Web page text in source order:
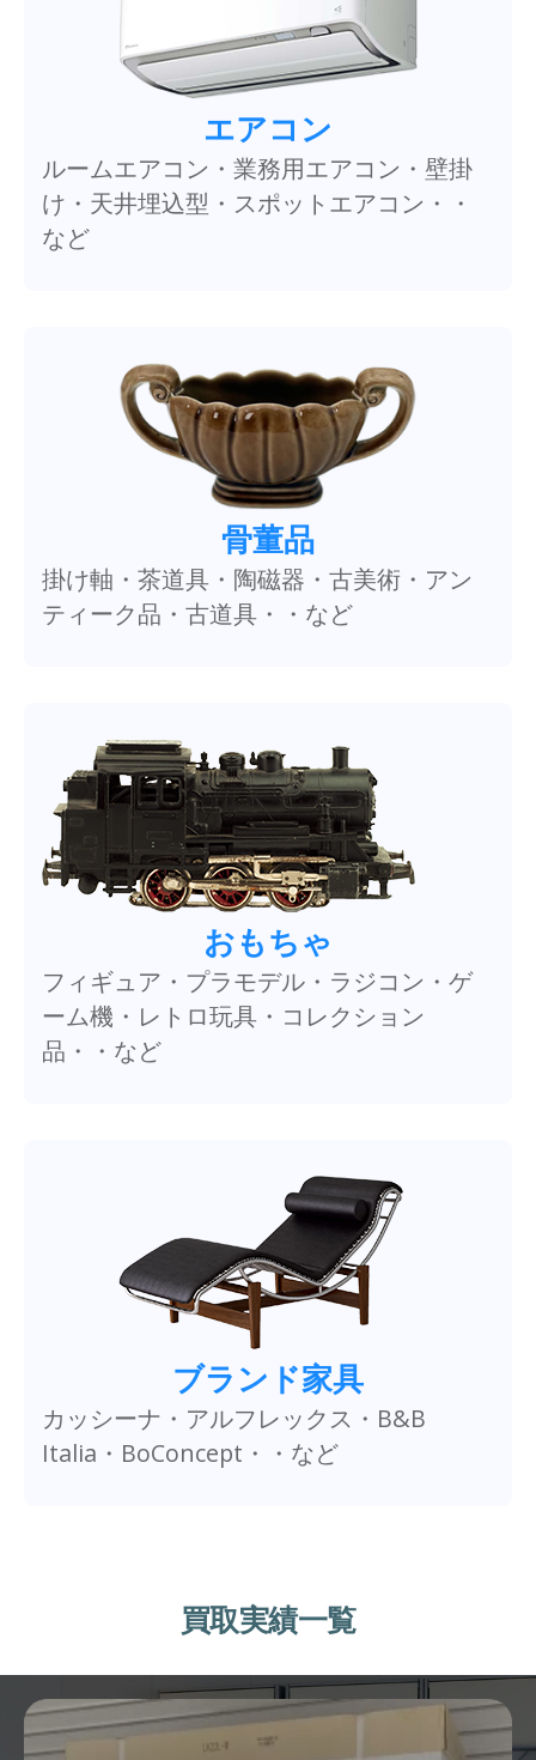
エアコン
ルームエアコン・業務用エアコン・壁掛
け・天井埋込型・スポットエアコン・・
など
骨董品
掛け軸・茶道具・陶磁器・古美術・アン
ティーク品・古道具・・など
おもちゃ
フィギュア・プラモデル・ラジコン・ゲ
ーム機・レトロ玩具・コレクション
品・・など
ブランド家具
カッシーナ・アルフレックス・B&B
Italia・BoConcept・・など
買取実績一覧